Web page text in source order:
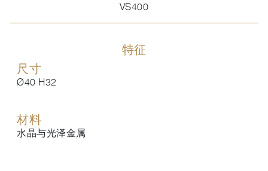
VS400
特征
尺寸
Ø40 H32
材料
水晶与光泽金属